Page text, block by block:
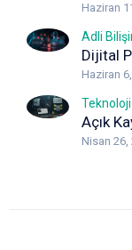
Haziran
Adli
Haziran
Teknoloji
Nisan 26,